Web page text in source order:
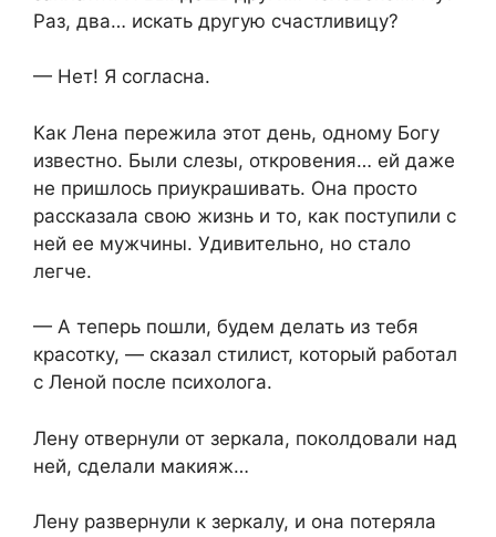
Раз, два… искать другую счастливицу?
— Нет! Я согласна.
Как Лена пережила этот день, одному Богу
известно. Были слезы, откровения… ей даже
не пришлось приукрашивать. Она просто
рассказала свою жизнь и то, как поступили с
ней ее мужчины. Удивительно, но стало
легче.
— А теперь пошли, будем делать из тебя
красотку, — сказал стилист, который работал
с Леной после психолога.
Лену отвернули от зеркала, поколдовали над
ней, сделали макияж…
Лену развернули к зеркалу, и она потеряла